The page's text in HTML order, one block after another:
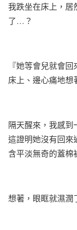
我跌坐在床上，居
了… ？
『她等會兒就會
床上、邊心痛地想
隔天醒來，我感到
這證明她沒有回來
含平淡無奇的蓋棉
想著，眼眶就濕潤